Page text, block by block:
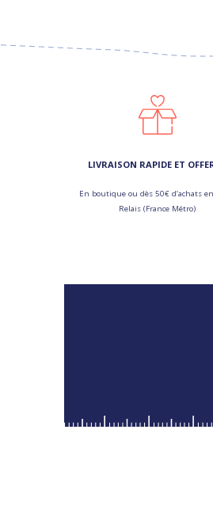
LIVRAISON RAPIDE ET
En boutique ou dès 50€ d’achats
Relais (France Métro)